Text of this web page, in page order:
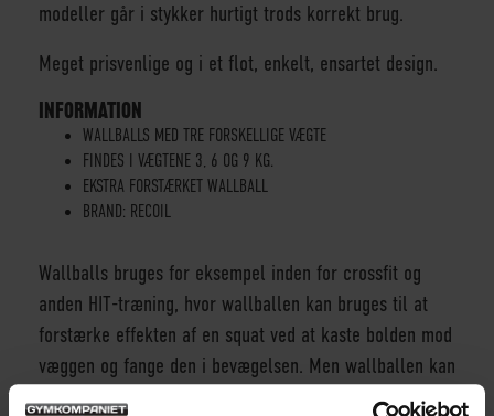
modeller går i stykker hurtigt trods korrekt brug.
Meget prisvenlige og i et flot, enkelt, ensartet design.
INFORMATION
WALLBALLS MED TRE FORSKELLIGE VÆGTE
FINDES I VÆGTENE 3, 6 OG 9 KG.
EKSTRA FORSTÆRKET WALLBALL
BRAND: RECOIL
Wallballs bruges for eksempel inden for crossfit og
anden HIT-træning, hvor wallballen kan bruges til at
forstærke effekten af en squat ved at kaste bolden mod
væggen og fange den i bevægelsen. Men wallballen kan
også bruges som en medicinbold i en række forskellige